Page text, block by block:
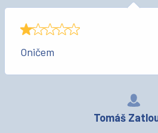
Oničem
Tomáš